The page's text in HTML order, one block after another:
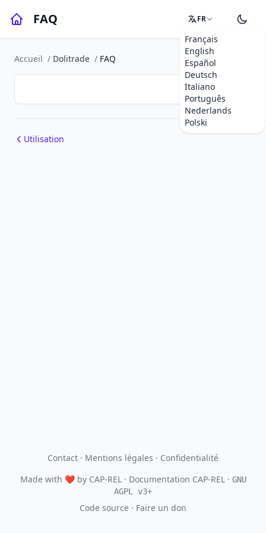
FAQ FR
Français
English
Español
Deutsch
Italiano
Português
Nederlands
Polski
Accueil / Dolitrade / FAQ
Utilisation
Contact · Mentions légales · Confidentialité
Made with ❤by CAP-REL· Documentation CAP-REL · GNU
AGPL v3+
Code source · Faire un don